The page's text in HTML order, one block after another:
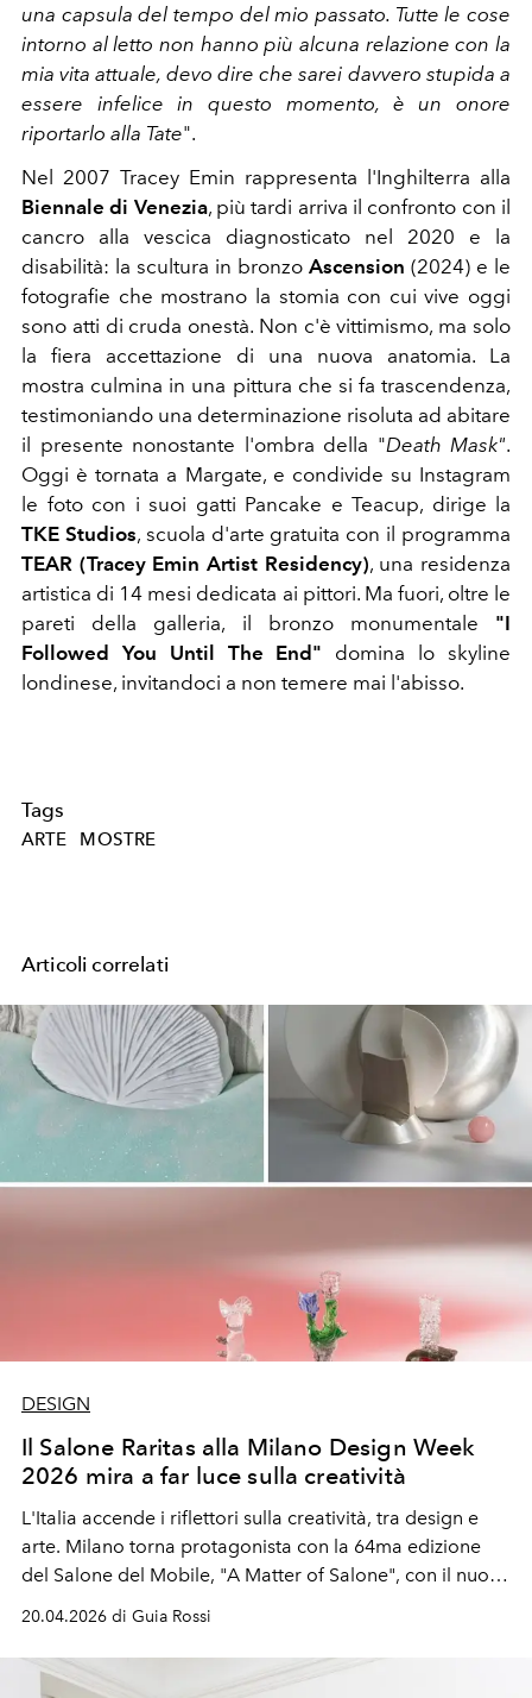
una capsula del tempo del mio passato. Tutte le cose
intorno al letto non hanno più alcuna relazione con la
mia vita attuale, devo dire che sarei davvero stupida a
essere infelice in questo momento, è un onore
riportarlo alla Tate".
Nel 2007 Tracey Emin rappresenta l'Inghilterra alla
Biennale di Venezia, più tardi arriva il confronto con il
cancro alla vescica diagnosticato nel 2020 e la
disabilità: la scultura in bronzo Ascension (2024) e le
fotografie che mostrano la stomia con cui vive oggi
sono atti di cruda onestà. Non c'è vittimismo, ma solo
la fiera accettazione di una nuova anatomia. La
mostra culmina in una pittura che si fa trascendenza,
testimoniando una determinazione risoluta ad abitare
il presente nonostante l'ombra della "Death Mask".
Oggi è tornata a Margate, e condivide su Instagram
le foto con i suoi gatti Pancake e Teacup, dirige la
TKE Studios, scuola d'arte gratuita con il programma
TEAR (Tracey Emin Artist Residency), una residenza
artistica di 14 mesi dedicata ai pittori. Ma fuori, oltre le
pareti della galleria, il bronzo monumentale "I
Followed You Until The End" domina lo skyline
londinese, invitandoci a non temere mai l'abisso.
Tags
ARTE MOSTRE
Articoli correlati
DESIGN
Il Salone Raritas alla Milano Design Week
2026 mira a far luce sulla creatività
L'Italia accende i riflettori sulla creatività, tra design e
arte. Milano torna protagonista con la 64ma edizione
del Salone del Mobile, "A Matter of Salone", con il nuovo
progetto "Raritas. Curated icons, unique objects, and
appuntamenti del Fuorisalone. Una Design week sempre
più spostata verso l'arte, anticipata da Miart, fiera
20.04.2026 di Guia Rossi